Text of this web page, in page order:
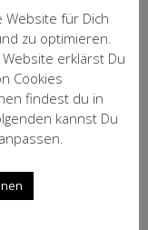
Website für Dich
zu optimieren.
erklärst Du
Cookies
findest du in
kannst Du